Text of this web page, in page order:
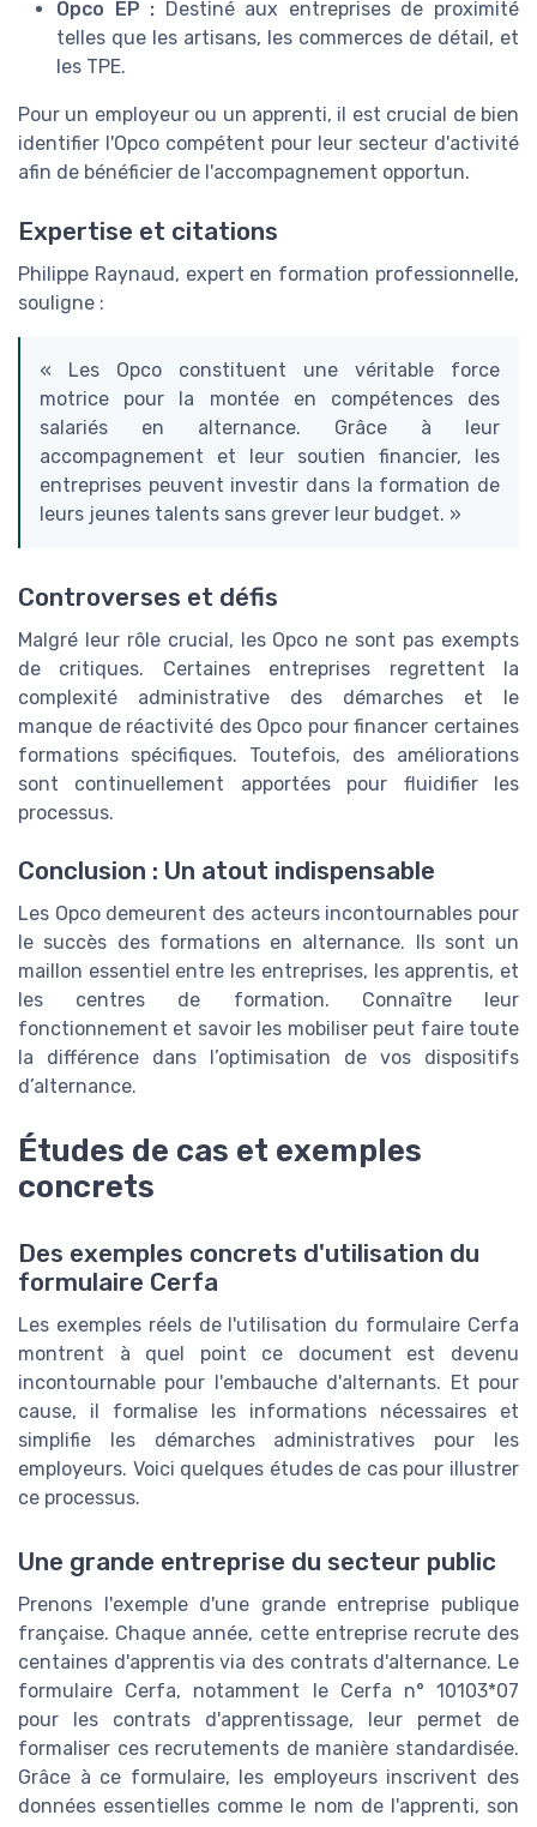
Opco EP : Destiné aux entreprises de proximité
telles que les artisans, les commerces de détail, et
les TPE.
Pour un employeur ou un apprenti, il est crucial de bien
identifier l'Opco compétent pour leur secteur d'activité
afin de bénéficier de l'accompagnement opportun.
Expertise et citations
Philippe Raynaud, expert en formation professionnelle,
souligne :
« Les Opco constituent une véritable force
motrice pour la montée en compétences des
salariés en alternance. Grâce à leur
accompagnement et leur soutien financier, les
entreprises peuvent investir dans la formation de
leurs jeunes talents sans grever leur budget. »
Controverses et défis
Malgré leur rôle crucial, les Opco ne sont pas exempts
de critiques. Certaines entreprises regrettent la
complexité administrative des démarches et le
manque de réactivité des Opco pour financer certaines
formations spécifiques. Toutefois, des améliorations
sont continuellement apportées pour fluidifier les
processus.
Conclusion : Un atout indispensable
Les Opco demeurent des acteurs incontournables pour
le succès des formations en alternance. Ils sont un
maillon essentiel entre les entreprises, les apprentis, et
les centres de formation. Connaître leur
fonctionnement et savoir les mobiliser peut faire toute
la différence dans l’optimisation de vos dispositifs
d’alternance.
Études de cas et exemples
concrets
Des exemples concrets d'utilisation du
formulaire Cerfa
Les exemples réels de l'utilisation du formulaire Cerfa
montrent à quel point ce document est devenu
incontournable pour l'embauche d'alternants. Et pour
cause, il formalise les informations nécessaires et
simplifie les démarches administratives pour les
employeurs. Voici quelques études de cas pour illustrer
ce processus.
Une grande entreprise du secteur public
Prenons l'exemple d'une grande entreprise publique
française. Chaque année, cette entreprise recrute des
centaines d'apprentis via des contrats d'alternance. Le
formulaire Cerfa, notamment le Cerfa n° 10103*07
pour les contrats d'apprentissage, leur permet de
formaliser ces recrutements de manière standardisée.
Grâce à ce formulaire, les employeurs inscrivent des
données essentielles comme le nom de l'apprenti, son